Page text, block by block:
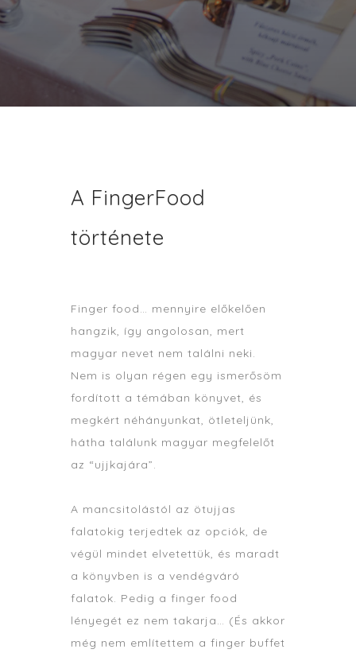
A FingerFood
története
Finger food… mennyire előkelően
hangzik, így angolosan, mert
magyar nevet nem találni neki.
Nem is olyan régen egy ismerősöm
fordított a témában könyvet, és
megkért néhányunkat, ötleteljünk,
hátha találunk magyar megfelelőt
az “ujjkajára”.
A mancsitolástól az ötujjas
falatokig terjedtek az opciók, de
végül mindet elvetettük, és maradt
a könyvben is a vendégváró
falatok. Pedig a finger food
lényegét ez nem takarja… (És akkor
még nem említettem a finger buffet